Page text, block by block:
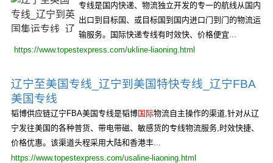
专线是国内快递、物流独立开发的专一的航线从国内
出口到目标国、或目标国到国内进口门到门的物流运
输服务。国际快递专线有时效快、价格便宜...
https://www.topestexpress.com/ukline-liaoning.html
辽宁至美国专线_辽宁到美国特快专线_辽宁FBA
美国专线
韬博供应链辽宁FBA美国专线是韬博国际物流自主操作的渠道,针对从辽
宁发往美国的各种普货、带电带磁、敏感货的专线物流服务,时效快捷、
价格优惠。该渠道头程采用大陆和香港丰...
https://www.topestexpress.com/usaline-liaoning.html